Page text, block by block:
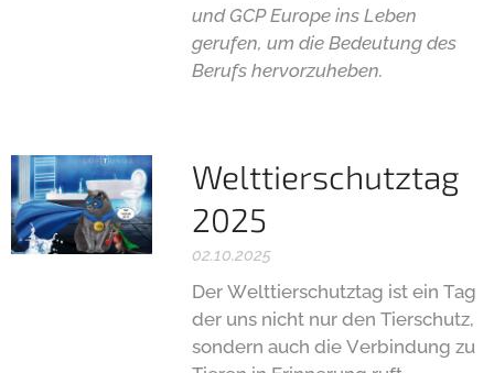
und GCP Europe ins Leben
gerufen, um die Bedeutung des
Berufs hervorzuheben.
Welttierschutztag
2025
02.10.2025
Der Welttierschutztag ist ein Tag
der uns nicht nur den Tierschutz,
sondern auch die Verbindung zu